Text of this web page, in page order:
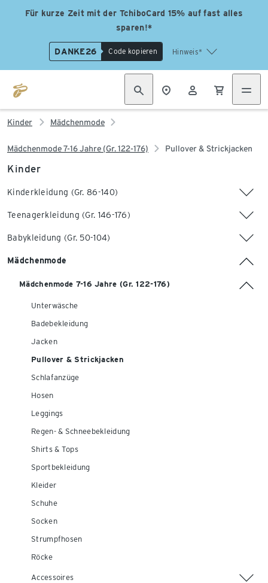
Für kurze Zeit mit der TchiboCard 15% auf fast alles
sparen!*
DANKE26 Code kopieren Hinweis*
Kinder Mädchenmode
Mädchenmode 7-16 Jahre (Gr. 122-176) Pullover & Strickjacken
Kinder
Kinderkleidung (Gr. 86-140)
Teenagerkleidung (Gr. 146-176)
Babykleidung (Gr. 50-104)
Mädchenmode
Mädchenmode 7-16 Jahre (Gr. 122-176)
Unterwäsche
Badebekleidung
Jacken
Pullover & Strickjacken
Schlafanzüge
Hosen
Leggings
Regen- & Schneebekleidung
Shirts & Tops
Sportbekleidung
Kleider
Schuhe
Socken
Strumpfhosen
Röcke
Accessoires